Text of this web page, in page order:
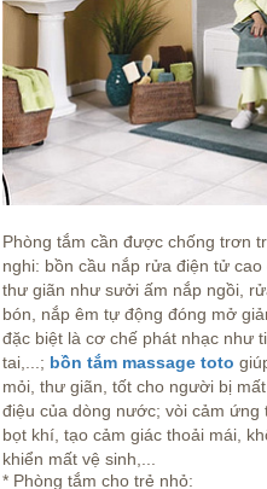
Phòng tắm cần được chống trơn
nghi: bồn cầu nắp rửa điện tử
thư giãn như sưởi ấm nắp ngồi,
bón, nắp êm tự động đóng mở
đặc biệt là cơ chế phát nhạc như
tai,...; bồn tắm massage toto
mỏi, thư giãn, tốt cho người bị
điệu của dòng nước; vòi cảm
bọt khí, tạo cảm giác thoải mái,
khiển mất vệ sinh,...
* Phòng tắm cho trẻ nhỏ: